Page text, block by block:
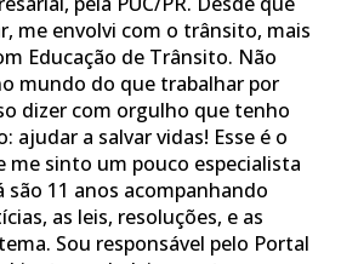
me envolvi com o trânsito, mais
Educação de Trânsito. Não
mundo do que trabalhar por
dizer com orgulho que tenho
ajudar a salvar vidas! Esse é o
me sinto um pouco especialista
11 anos acompanhando
as leis, resoluções, e as
Sou responsável pelo Portal